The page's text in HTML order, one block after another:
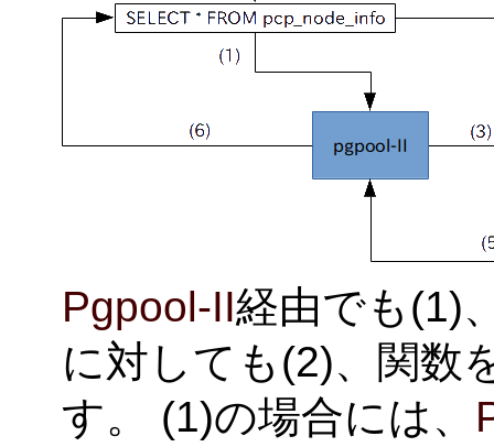
Pgpool-II経由でも(1)
に対しても(2)、関数
す。 (1)の場合には、